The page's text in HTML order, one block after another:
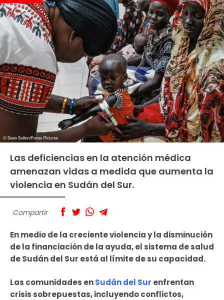
Las deficiencias en la atención médica
amenazan vidas a medida que aumenta la
violencia en Sudán del Sur.
Compartir
En medio de la creciente violencia y la disminución
de la financiación de la ayuda, el sistema de salud
de Sudán del Sur está al límite de su capacidad.
Las comunidades enSudán del Sur enfrentan
crisis sobrepuestas, incluyendo conflictos,